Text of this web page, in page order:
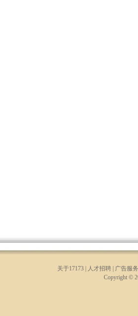
关于17173 人才招聘
广告服务
Copyright ©